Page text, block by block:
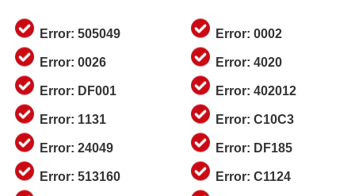
Error: 505049
Error: 0026
Error: DF001
Error: 1131
Error: 24049
Error: 513160
Error: 0002
Error: 4020
Error: 402012
Error: C10C3
Error: DF185
Error: C1124